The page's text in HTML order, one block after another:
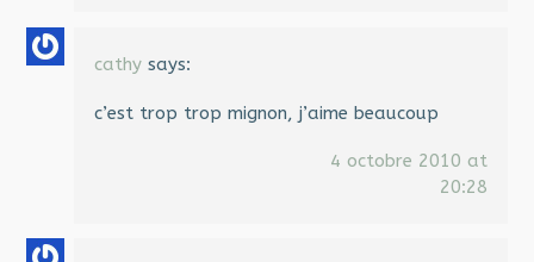
cathy says:
c’est trop trop mignon, j’aime beaucoup
4 octobre 2010 at
20:28